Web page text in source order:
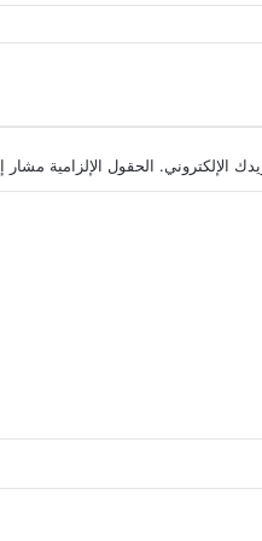
الإلكتروني. الحقول الإلزامية مشار